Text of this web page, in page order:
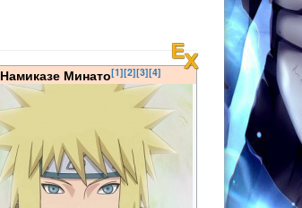
навигация ,
поиск
Намиказе Минато[1][2][3][4]